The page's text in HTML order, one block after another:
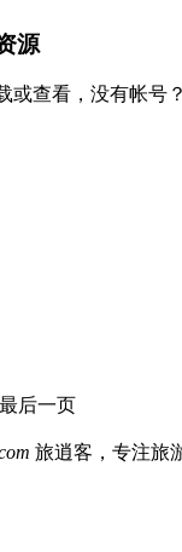
源
或查看，没有帐号
后一页
旅逍客，专注旅